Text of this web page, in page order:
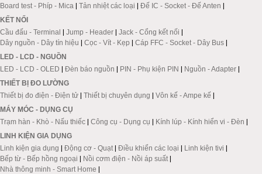
Board test - Phíp - Mica | Tản nhiệt các loại | Đế IC - Socket - Đế Anten |
KẾT NỐI
Cầu đấu - Terminal | Jump - Header | Jack - Cổng kết nối |
Dây nguồn - Dây tín hiệu | Cọc - Vít - Kẹp | Cáp FFC - Socket - Dây Bus |
LED - LCD - NGUỒN
LED - LCD - OLED | Đèn báo nguồn | PIN - Phụ kiện PIN | Nguồn - Adapter |
THIẾT BỊ ĐO LƯỜNG
Thiết bị đo điện - Điện tử | Thiết bị chuyên dụng | Vôn kế - Ampe kế |
MÁY MÓC - DỤNG CỤ
Trạm hàn - Khò - Nấu thiếc | Công cụ - Dụng cụ | Kính lúp - Kính hiển vi - Đèn |
LINH KIỆN GIA DỤNG
Linh kiện gia dụng | Động cơ - Quạt | Điều khiển các loại | Linh kiện tivi |
Bếp từ - Bếp hồng ngoại | Nồi cơm điện - Nồi áp suất |
Nhà thông minh - Smart Home |